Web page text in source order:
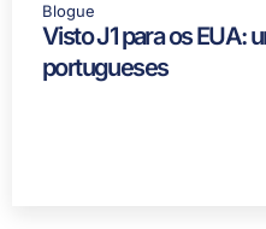
Blogue
Visto J1 para os EUA:
portugueses